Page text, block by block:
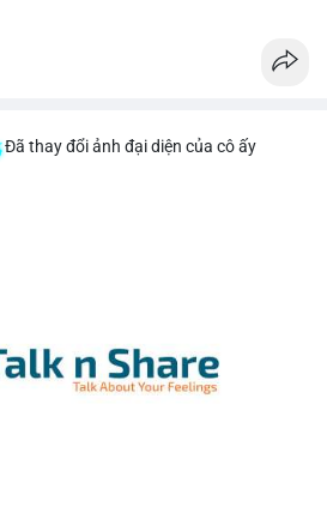
Đã thay đổi ảnh đại diện của cô ấy